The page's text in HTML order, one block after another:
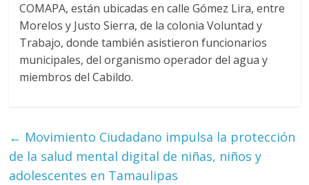
COMAPA, están ubicadas en calle Gómez Lira, entre
Morelos y Justo Sierra, de la colonia Voluntad y
Trabajo, donde también asistieron funcionarios
municipales, del organismo operador del agua y
miembros del Cabildo.
← Movimiento Ciudadano impulsa la protección
de la salud mental digital de niñas, niños y
adolescentes en Tamaulipas